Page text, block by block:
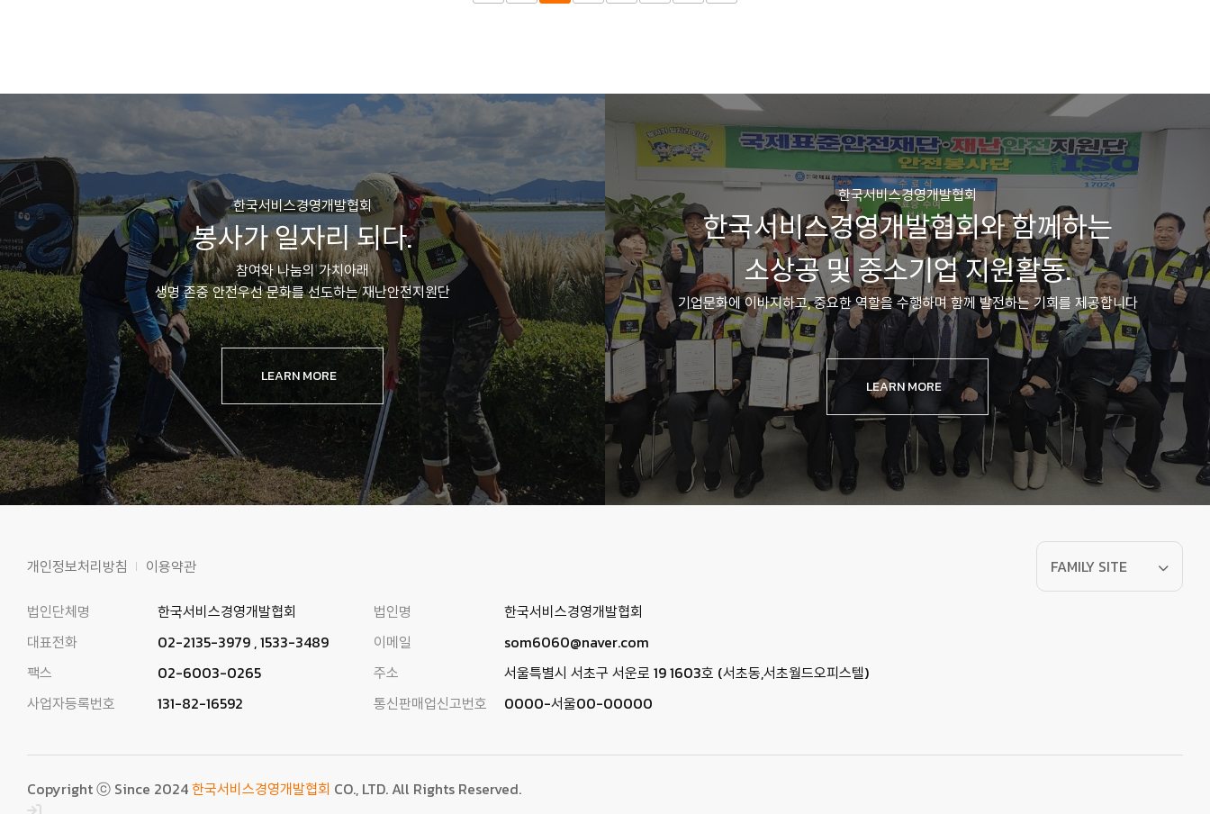
한국서비스경영개발협회
봉사가 일자리 되다.
참여와 나눔의 가치아래
생명 존중 안전우선 문화를 선도하는 재난안전지원단
LEARN MORE
한국서비스경영개발협회
한국서비스경영개발협회와 함께하는
소상공 및 중소기업 지원활동.
기업문화에 이바지하고, 중요한 역할을 수행하며 함께 발전하는 기회를 제공합니다
LEARN MORE
개인정보처리방침 이용약관 FAMILY SITE
법인단체명 한국서비스경영개발협회 법인명
한국서비스경영개발협회
대표전화
02-2135-3979 , 1533-3489 이메일
som6060@naver.com
팩스
02-6003-0265 주소
서울특별시 서초구 서운로 19 1603호 (서초동,서초월드오피스텔)
사업자등록번호
131-82-16592 통신판매업신고번호 0000-서울00-00000
Copyright ⓒ Since 2024한국서비스경영개발협회 CO., LTD. All Rights Reserved.